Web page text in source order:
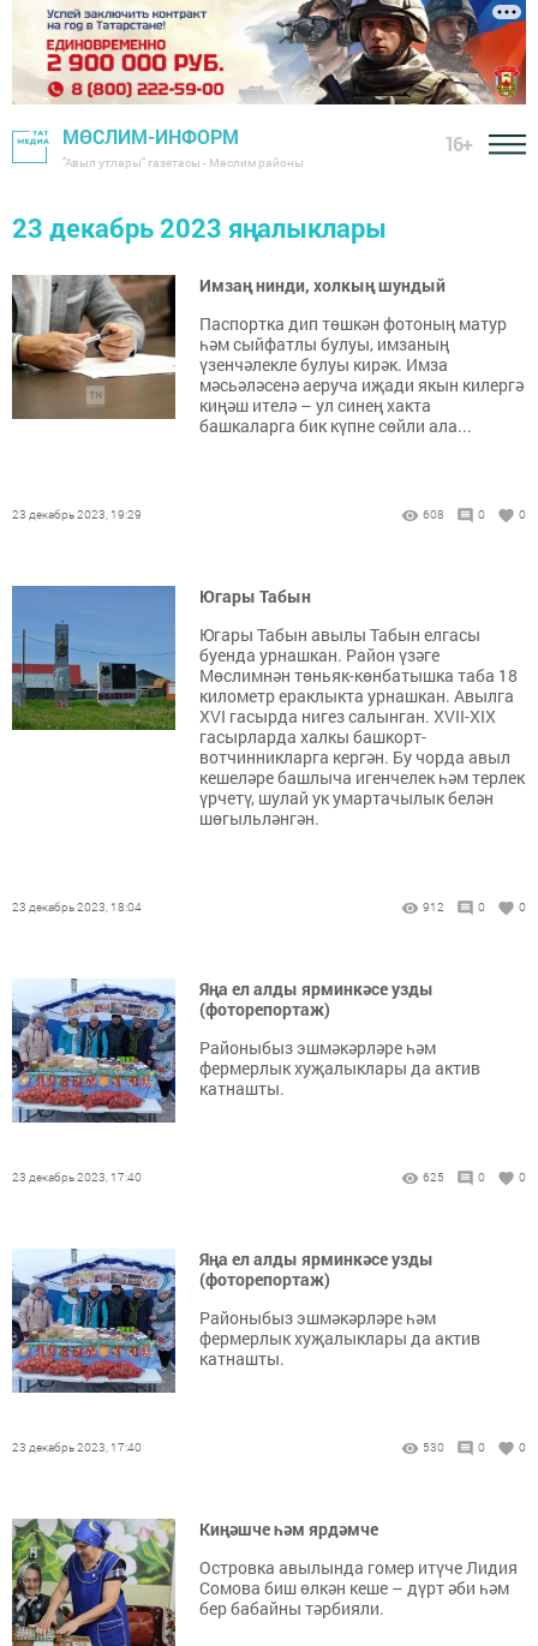
МӨСЛИМ-ИНФОРМ
"Авыл утлары" газетасы - Мөслим районы
16+
23 декабрь 2023 яңалыклары
Имзаң нинди, холкың шундый
Паспортка дип төшкән фотоның матур
һәм сыйфатлы булуы, имзаның
үзенчәлекле булуы кирәк. Имза
мәсьәләсенә аеруча иҗади якын килергә
киңәш ителә – ул синең хакта
башкаларга бик күпне сөйли ала...
23 декабрь 2023, 19:29 608 0 0
Югары Табын
Югары Табын авылы Табын елгасы
буенда урнашкан. Район үзәге
Мөслимнән төньяк-көнбатышка таба 18
километр ераклыкта урнашкан. Авылга
XVI гасырда нигез салынган. XVII-XIX
гасырларда халкы башкорт-
вотчинникларга кергән. Бу чорда авыл
кешеләре башлыча игенчелек һәм терлек
үрчетү, шулай ук умартачылык белән
шөгыльләнгән.
23 декабрь 2023, 18:04 912 0 0
Яңа ел алды ярминкәсе узды
(фоторепортаж)
Районыбыз эшмәкәрләре һәм
фермерлык хуҗалыклары да актив
катнашты.
23 декабрь 2023, 17:40 625 0 0
Яңа ел алды ярминкәсе узды
(фоторепортаж)
Районыбыз эшмәкәрләре һәм
фермерлык хуҗалыклары да актив
катнашты.
23 декабрь 2023, 17:40 530 0 0
Киңәшче һәм ярдәмче
Островка авылында гомер итүче Лидия
Сомова биш өлкән кеше – дүрт әби һәм
бер бабайны тәрбияли.